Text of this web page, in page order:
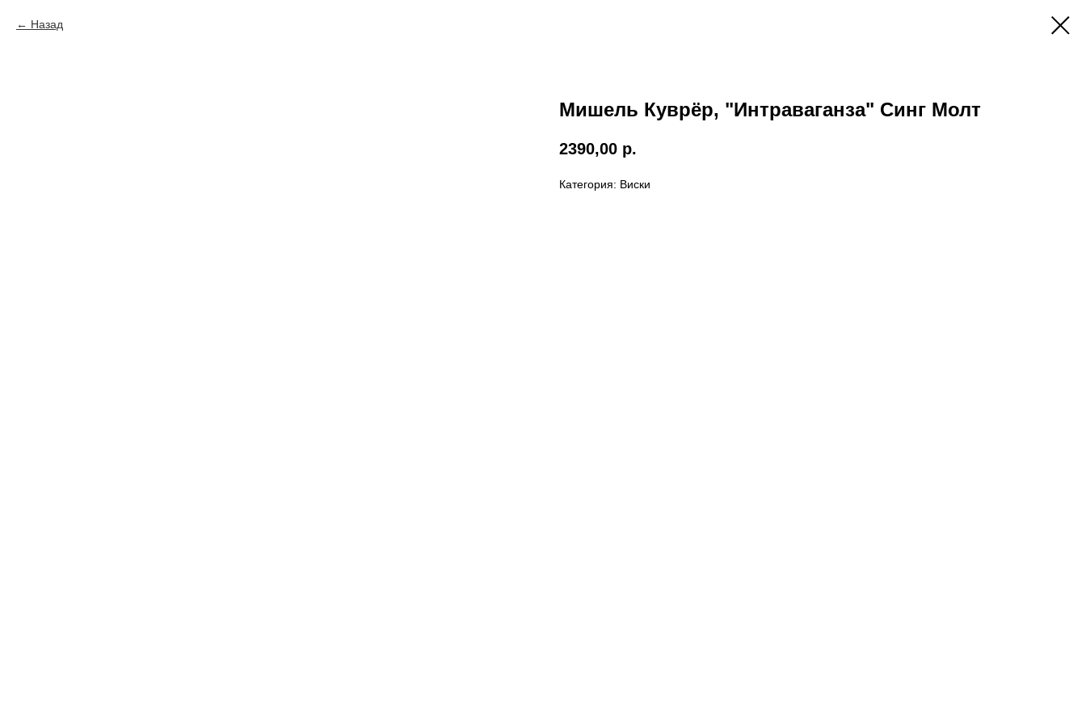
Назад
Мишель Куврёр, "Интраваганза" Синг Молт
2390,00 р.
Категория: Виски